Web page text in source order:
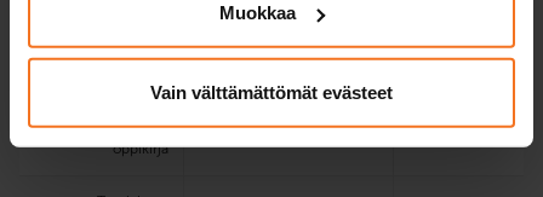
Muokkaa
Vain välttämättömät evästeet
käsittelykokeessa
Sähköinen
oppimisympäristö ja
oppikirja